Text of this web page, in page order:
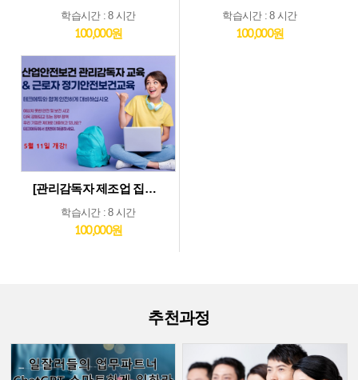
학습시간 : 8 시간
100,000원
학습시간 : 8 시간
100,000원
[관리감독자 제조업 집체교육_5월11일] 제조업종 관리감독자 집체 교육...5월11일 개강
학습시간 : 8 시간
100,000원
추천과정